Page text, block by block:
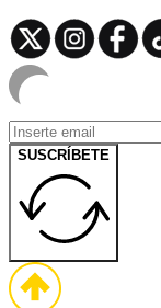
SUSCRÍBETE